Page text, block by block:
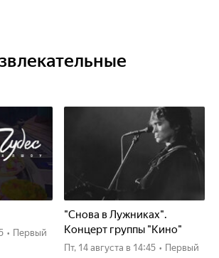
• Первый
"Снова в Лужниках".
Концерт группы "Кино"
пт, 14 августа в 14:45 • Первый